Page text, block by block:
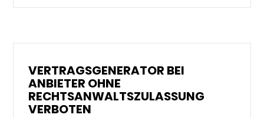
VERTRAGSGENERATOR BEI
ANBIETER OHNE
RECHTSANWALTSZULASSUNG
VERBOTEN